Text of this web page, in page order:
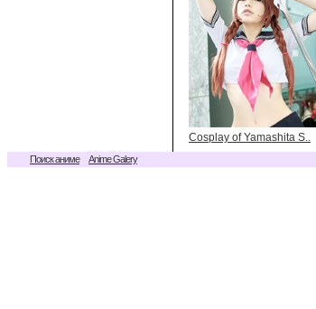
Cosplay of Yamashita S..
Поиск аниме Anime Galery